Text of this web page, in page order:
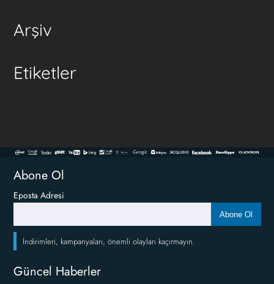
Arşiv
Etiketler
Abone Ol
Eposta Adresi
Abone Ol
İndirimleri, kampanyaları, önemli olayları kaçırmayın.
Güncel Haberler